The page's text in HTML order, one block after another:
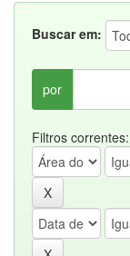
Buscar em:
por
Filtros correntes: